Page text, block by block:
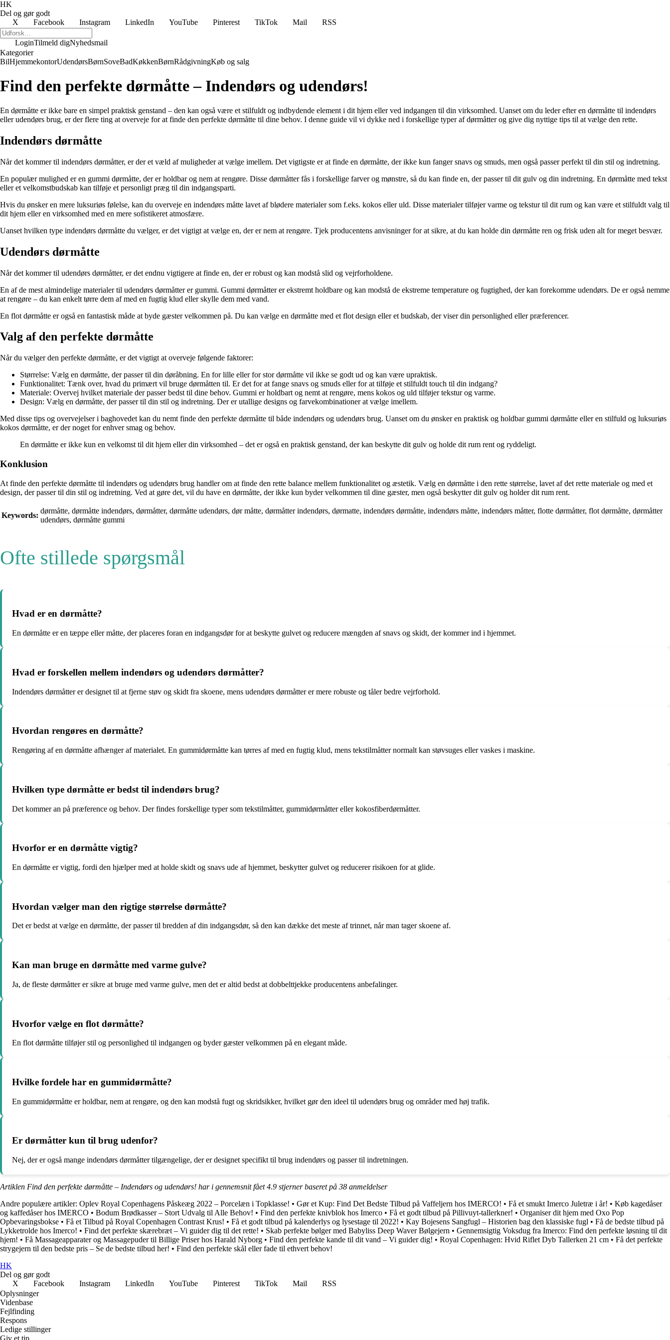
HK
Del og gør godt
X
Facebook Instagram LinkedIn YouTube Pinterest TikTok Mail RSS
LoginTilmeld digNyhedsmail
Kategorier
BilHjemmekontorUdendørsBørnSoveBadKøkkenBørnRådgivningKøb og salg
Find den perfekte dørmåtte – Indendørs og udendørs!
En dørmåtte er ikke bare en simpel praktisk genstand – den kan også være et stilfuldt og indbydende element i dit hjem eller ved indgangen til din virksomhed. Uanset om du leder efter en dørmåtte til indendørs
eller udendørs brug, er der flere ting at overveje for at finde den perfekte dørmåtte til dine behov. I denne guide vil vi dykke ned i forskellige typer af dørmåtter og give dig nyttige tips til at vælge den rette.
Indendørs dørmåtte
Når det kommer til indendørs dørmåtter, er der et væld af muligheder at vælge imellem. Det vigtigste er at finde en dørmåtte, der ikke kun fanger snavs og smuds, men også passer perfekt til din stil og indretning.
En populær mulighed er en gummi dørmåtte, der er holdbar og nem at rengøre. Disse dørmåtter fås i forskellige farver og mønstre, så du kan finde en, der passer til dit gulv og din indretning. En dørmåtte med tekst
eller et velkomstbudskab kan tilføje et personligt præg til din indgangsparti.
Hvis du ønsker en mere luksuriøs følelse, kan du overveje en indendørs måtte lavet af blødere materialer som f.eks. kokos eller uld. Disse materialer tilføjer varme og tekstur til dit rum og kan være et stilfuldt valg til
dit hjem eller en virksomhed med en mere sofistikeret atmosfære.
Uanset hvilken type indendørs dørmåtte du vælger, er det vigtigt at vælge en, der er nem at rengøre. Tjek producentens anvisninger for at sikre, at du kan holde din dørmåtte ren og frisk uden alt for meget besvær.
Udendørs dørmåtte
Når det kommer til udendørs dørmåtter, er det endnu vigtigere at finde en, der er robust og kan modstå slid og vejrforholdene.
En af de mest almindelige materialer til udendørs dørmåtter er gummi. Gummi dørmåtter er ekstremt holdbare og kan modstå de ekstreme temperature og fugtighed, der kan forekomme udendørs. De er også nemme
at rengøre – du kan enkelt tørre dem af med en fugtig klud eller skylle dem med vand.
En flot dørmåtte er også en fantastisk måde at byde gæster velkommen på. Du kan vælge en dørmåtte med et flot design eller et budskab, der viser din personlighed eller præferencer.
Valg af den perfekte dørmåtte
Når du vælger den perfekte dørmåtte, er det vigtigt at overveje følgende faktorer:
Størrelse: Vælg en dørmåtte, der passer til din døråbning. En for lille eller for stor dørmåtte vil ikke se godt ud og kan være upraktisk.
Funktionalitet: Tænk over, hvad du primært vil bruge dørmåtten til. Er det for at fange snavs og smuds eller for at tilføje et stilfuldt touch til din indgang?
Materiale: Overvej hvilket materiale der passer bedst til dine behov. Gummi er holdbart og nemt at rengøre, mens kokos og uld tilføjer tekstur og varme.
Design: Vælg en dørmåtte, der passer til din stil og indretning. Der er utallige designs og farvekombinationer at vælge imellem.
Med disse tips og overvejelser i baghovedet kan du nemt finde den perfekte dørmåtte til både indendørs og udendørs brug. Uanset om du ønsker en praktisk og holdbar gummi dørmåtte eller en stilfuld og luksuriøs
kokos dørmåtte, er der noget for enhver smag og behov.
En dørmåtte er ikke kun en velkomst til dit hjem eller din virksomhed – det er også en praktisk genstand, der kan beskytte dit gulv og holde dit rum rent og ryddeligt.
Konklusion
At finde den perfekte dørmåtte til indendørs og udendørs brug handler om at finde den rette balance mellem funktionalitet og æstetik. Vælg en dørmåtte i den rette størrelse, lavet af det rette materiale og med et
design, der passer til din stil og indretning. Ved at gøre det, vil du have en dørmåtte, der ikke kun byder velkommen til dine gæster, men også beskytter dit gulv og holder dit rum rent.
Keywords:
dørmåtte, dørmåtte indendørs, dørmåtter, dørmåtte udendørs, dør måtte, dørmåtter indendørs, dørmatte, indendørs dørmåtte, indendørs måtte, indendørs måtter, flotte dørmåtter, flot dørmåtte, dørmåtter
udendørs, dørmåtte gummi
Ofte stillede spørgsmål
Hvad er en dørmåtte?
En dørmåtte er en tæppe eller måtte, der placeres foran en indgangsdør for at beskytte gulvet og reducere mængden af snavs og skidt, der kommer ind i hjemmet.
Hvad er forskellen mellem indendørs og udendørs dørmåtter?
Indendørs dørmåtter er designet til at fjerne støv og skidt fra skoene, mens udendørs dørmåtter er mere robuste og tåler bedre vejrforhold.
Hvordan rengøres en dørmåtte?
Rengøring af en dørmåtte afhænger af materialet. En gummidørmåtte kan tørres af med en fugtig klud, mens tekstilmåtter normalt kan støvsuges eller vaskes i maskine.
Hvilken type dørmåtte er bedst til indendørs brug?
Det kommer an på præference og behov. Der findes forskellige typer som tekstilmåtter, gummidørmåtter eller kokosfiberdørmåtter.
Hvorfor er en dørmåtte vigtig?
En dørmåtte er vigtig, fordi den hjælper med at holde skidt og snavs ude af hjemmet, beskytter gulvet og reducerer risikoen for at glide.
Hvordan vælger man den rigtige størrelse dørmåtte?
Det er bedst at vælge en dørmåtte, der passer til bredden af ​​din indgangsdør, så den kan dække det meste af trinnet, når man tager skoene af.
Kan man bruge en dørmåtte med varme gulve?
Ja, de fleste dørmåtter er sikre at bruge med varme gulve, men det er altid bedst at dobbelttjekke producentens anbefalinger.
Hvorfor vælge en flot dørmåtte?
En flot dørmåtte tilføjer stil og personlighed til indgangen og byder gæster velkommen på en elegant måde.
Hvilke fordele har en gummidørmåtte?
En gummidørmåtte er holdbar, nem at rengøre, og den kan modstå fugt og skridsikker, hvilket gør den ideel til udendørs brug og områder med høj trafik.
Er dørmåtter kun til brug udenfor?
Nej, der er også mange indendørs dørmåtter tilgængelige, der er designet specifikt til brug indendørs og passer til indretningen.
Artiklen Find den perfekte dørmåtte – Indendørs og udendørs! har i gennemsnit fået4.9 stjerner baseret på 38 anmeldelser
Andre populære artikler: Oplev Royal Copenhagens Påskeæg 2022 – Porcelæn i Topklasse! • Gør et Kup: Find Det Bedste Tilbud på Vaffeljern hos IMERCO! • Få et smukt Imerco Juletræ i år! • Køb kagedåser
og kaffedåser hos IMERCO • Bodum Brødkasser – Stort Udvalg til Alle Behov! • Find den perfekte knivblok hos Imerco • Få et godt tilbud på Pillivuyt-tallerkner! • Organiser dit hjem med Oxo Pop
Opbevaringsbokse • Få et Tilbud på Royal Copenhagen Contrast Krus! • Få et godt tilbud på kalenderlys og lysestage til 2022! • Kay Bojesens Sangfugl – Historien bag den klassiske fugl • Få de bedste tilbud på
Lykketrolde hos Imerco! • Find det perfekte skærebræt – Vi guider dig til det rette! • Skab perfekte bølger med Babyliss Deep Waver Bølgejern • Gennemsigtig Voksdug fra Imerco: Find den perfekte løsning til dit
hjem! • Få Massageapparater og Massagepuder til Billige Priser hos Harald Nyborg • Find den perfekte kande til dit vand – Vi guider dig! • Royal Copenhagen: Hvid Riflet Dyb Tallerken 21 cm • Få det perfekte
strygejern til den bedste pris – Se de bedste tilbud her! • Find den perfekte skål eller fade til ethvert behov!
HK
Del og gør godt
X
Facebook Instagram LinkedIn YouTube Pinterest TikTok Mail
RSS
Oplysninger
Videnbase
Fejlfinding
Respons
Ledige stillinger